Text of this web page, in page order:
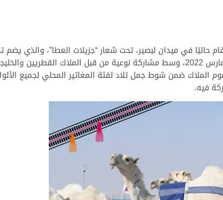
فبراير 2022، منافسات قوية بين عموم الملاك ضمن شوط جمل تلاد لفئة المغاتير المحلي
فيه.